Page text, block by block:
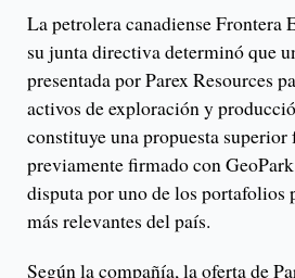
La petrolera canadiense Frontera
su junta directiva determinó que
presentada por Parex Resources
activos de exploración y
constituye una propuesta superior
previamente firmado con
disputa por uno de los portafolios
más relevantes del país.
Según la compañía, la oferta de